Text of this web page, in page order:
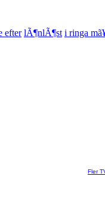
efter lÃ¶nlÃ¶st i ringa
Fler